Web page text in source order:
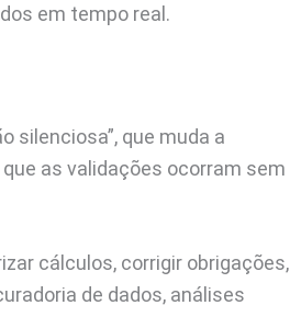
em tempo real.
silenciosa”, que muda a
as validações ocorram sem
cálculos, corrigir obrigações,
de dados, análises